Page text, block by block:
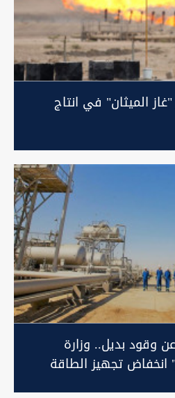
الميثان" في انتاج
وقود بديل.. وزارة
تجهيز الطاقة